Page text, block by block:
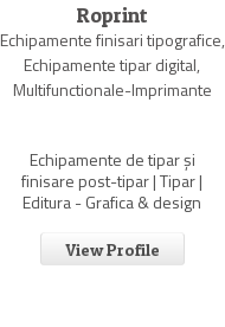
Roprint
Echipamente finisari tipografice,
Echipamente tipar digital,
Multifunctionale-Imprimante
Echipamente de tipar și
finisare post-tipar | Tipar |
Editura - Grafica & design
View Profile